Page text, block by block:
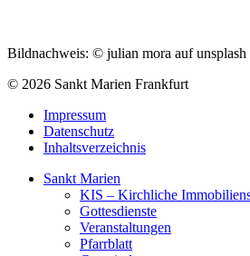
Bildnachweis: © julian mora auf unsplash
© 2026 Sankt Marien Frankfurt
Impressum
Datenschutz
Inhaltsverzeichnis
Sankt Marien
KIS – Kirchliche
Gottesdienste
Veranstaltungen
Pfarrblatt